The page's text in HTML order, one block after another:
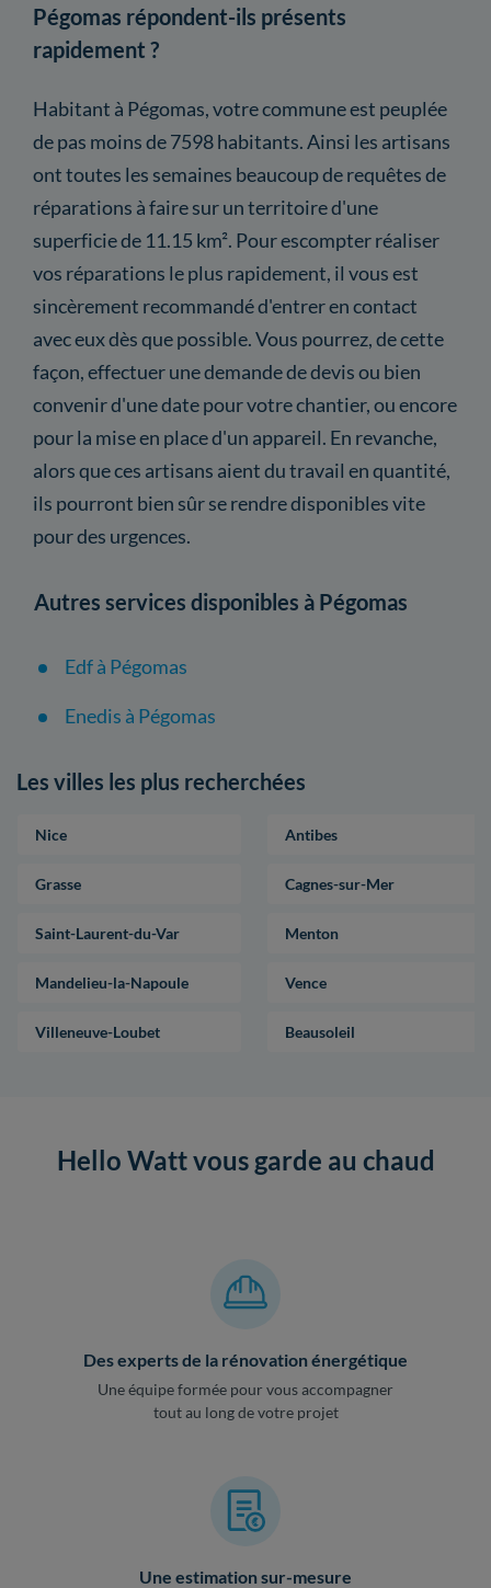
Pégomas répondent-ils présents
rapidement ?
Habitant à Pégomas, votre commune est peuplée
de pas moins de 7598 habitants. Ainsi les artisans
ont toutes les semaines beaucoup de requêtes de
réparations à faire sur un territoire d'une
superficie de 11.15 km². Pour escompter réaliser
vos réparations le plus rapidement, il vous est
sincèrement recommandé d'entrer en contact
avec eux dès que possible. Vous pourrez, de cette
façon, effectuer une demande de devis ou bien
convenir d'une date pour votre chantier, ou encore
pour la mise en place d'un appareil. En revanche,
alors que ces artisans aient du travail en quantité,
ils pourront bien sûr se rendre disponibles vite
pour des urgences.
Autres services disponibles à Pégomas
Edf à Pégomas
Enedis à Pégomas
Les villes les plus recherchées
Nice Antibes
Grasse Cagnes-sur-Mer
Saint-Laurent-du-Var Menton
Mandelieu-la-Napoule Vence
Villeneuve-Loubet Beausoleil
Hello Watt vous garde au chaud
Des experts de la rénovation énergétique
Une équipe formée pour vous accompagner
tout au long de votre projet
Une estimation sur-mesure